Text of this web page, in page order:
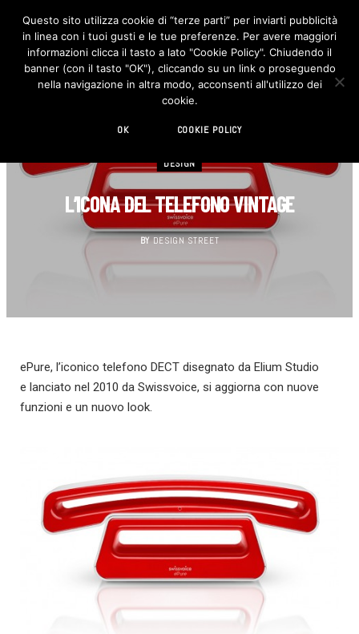
F
c
e
b
o
I
n
s
t
DESIGN
L’ICONA DEL TELEFONO VINTAGE
BY DESIGN STREET
ePure, l’iconico telefono DECT disegnato da Elium Studio
e lanciato nel 2010 da Swissvoice, si aggiorna con nuove
funzioni e un nuovo look.
Questo sito utilizza cookie di “terze parti” per inviarti pubblicità
in linea con i tuoi gusti e le tue preferenze. Per avere maggiori
informazioni clicca il tasto a lato "Cookie Policy". Chiudendo il
banner (con il tasto "OK"), cliccando su un link o proseguendo
nella navigazione in altra modo, acconsenti all'utilizzo dei
cookie.
OK COOKIE POLICY